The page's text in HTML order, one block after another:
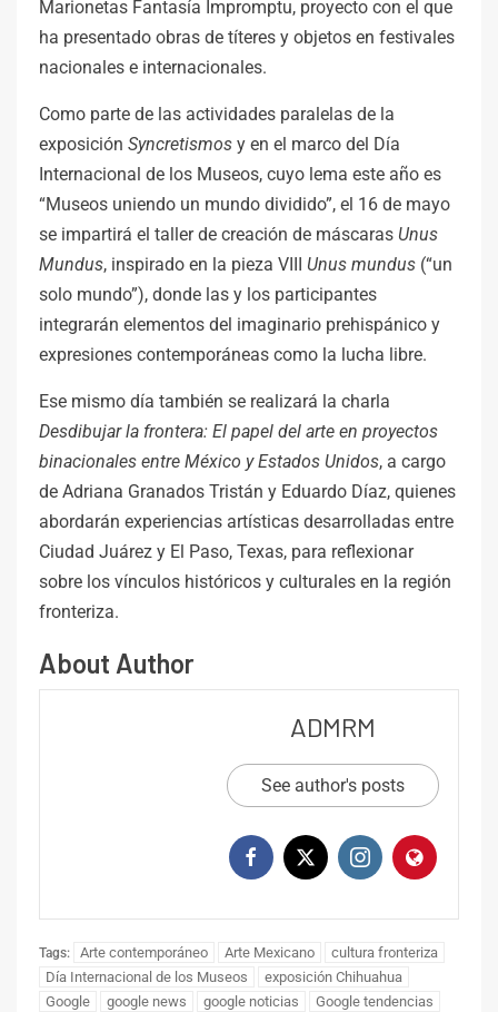
Marionetas Fantasía Impromptu, proyecto con el que
ha presentado obras de títeres y objetos en festivales
nacionales e internacionales.
Como parte de las actividades paralelas de la
exposición Syncretismos y en el marco del Día
Internacional de los Museos, cuyo lema este año es
“Museos uniendo un mundo dividido”, el 16 de mayo
se impartirá el taller de creación de máscaras Unus
Mundus, inspirado en la pieza VIII Unus mundus (“un
solo mundo”), donde las y los participantes
integrarán elementos del imaginario prehispánico y
expresiones contemporáneas como la lucha libre.
Ese mismo día también se realizará la charla
Desdibujar la frontera: El papel del arte en proyectos
binacionales entre México y Estados Unidos, a cargo
de Adriana Granados Tristán y Eduardo Díaz, quienes
abordarán experiencias artísticas desarrolladas entre
Ciudad Juárez y El Paso, Texas, para reflexionar
sobre los vínculos históricos y culturales en la región
fronteriza.
About Author
ADMRM
See author's posts
Tags: Arte contemporáneo Arte Mexicano
cultura fronteriza
Día Internacional de los Museos
exposición Chihuahua
Google
google news google noticias
Google tendencias